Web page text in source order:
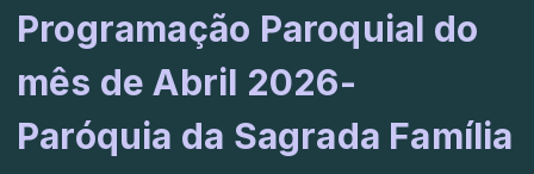
Programação Paroquial do
mês de Abril 2026-
Paróquia da Sagrada Família